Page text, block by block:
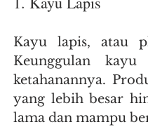
Kayu lapis, atau
Keunggulan
ketahanannya.
yang lebih besar
lama dan mampu